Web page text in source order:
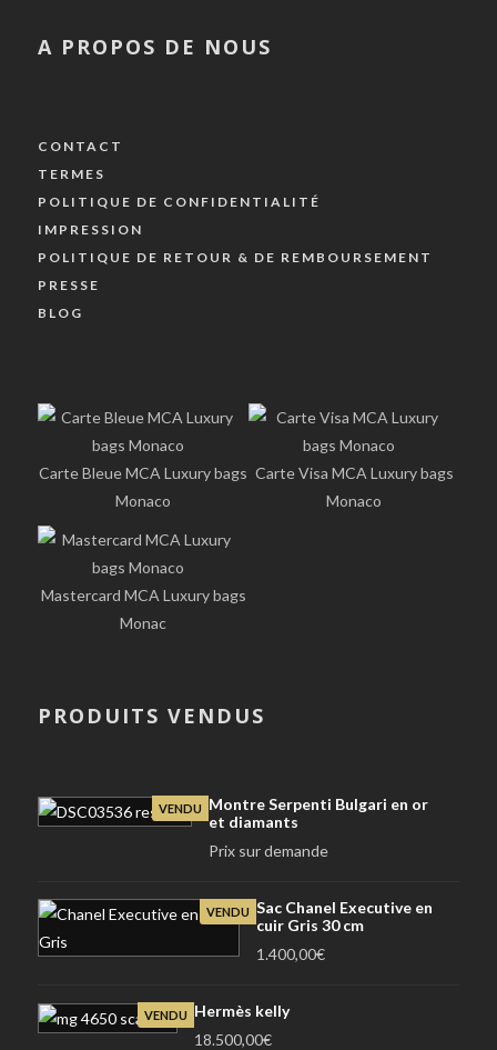
A PROPOS DE NOUS
CONTACT
TERMES
POLITIQUE DE CONFIDENTIALITÉ
IMPRESSION
POLITIQUE DE RETOUR & DE REMBOURSEMENT
PRESSE
BLOG
Carte Bleue MCA Luxury bags
Monaco
Carte Visa MCA Luxury bags
Monaco
Mastercard MCA Luxury bags
Monac
PRODUITS VENDUS
VENDU
Montre Serpenti Bulgari en or
et diamants
Prix sur demande
VENDU Sac Chanel Executive en
cuir Gris 30 cm
1.400,00€
VENDU
Hermès kelly
18.500,00€